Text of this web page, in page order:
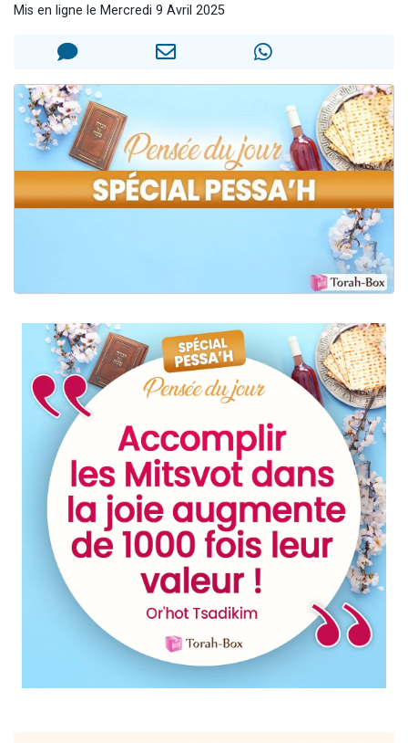
Il reste 49 places pour étudier en groupe sur Zoom
Eva vient de donner son Maasser
3 personnes viennent de nous rejoindre sur WhatsApp
3 personnes viennent de faire un don pour Événements Torah-Box
Mis en ligne le Mercredi 9 Avril 2025